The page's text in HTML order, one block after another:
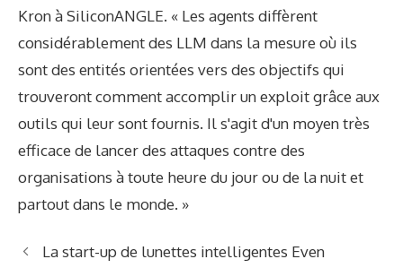
Kron à SiliconANGLE. « Les agents diffèrent
considérablement des LLM dans la mesure où ils
sont des entités orientées vers des objectifs qui
trouveront comment accomplir un exploit grâce aux
outils qui leur sont fournis. Il s'agit d'un moyen très
efficace de lancer des attaques contre des
organisations à toute heure du jour ou de la nuit et
partout dans le monde. »
La start-up de lunettes intelligentes Even